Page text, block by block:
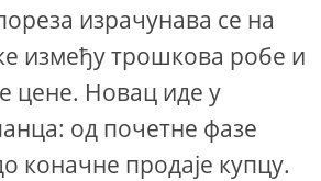
израчунава се на
између трошкова робе и
цене. Новац иде у
од почетне фазе
коначне продаје купцу.